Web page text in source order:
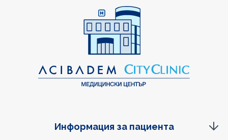
Информация за пациента